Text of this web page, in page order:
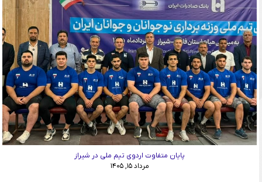
پایان متفاوت اردوی تیم ملی در شیراز
مرداد ۱۵, ۱۴۰۵